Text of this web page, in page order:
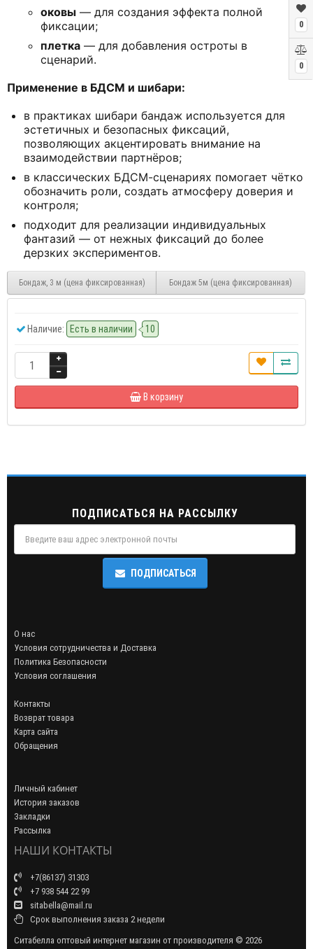
0
0
оковы — для создания эффекта полной
фиксации;
плетка — для добавления остроты в
сценарий.
Применение в БДСМ и шибари:
в практиках шибари бандаж используется для
эстетичных и безопасных фиксаций,
позволяющих акцентировать внимание на
взаимодействии партнёров;
в классических БДСМ-сценариях помогает чётко
обозначить роли, создать атмосферу доверия и
контроля;
подходит для реализации индивидуальных
фантазий — от нежных фиксаций до более
дерзких экспериментов.
Бондаж, 3 м (цена фиксированная) Бондаж 5м (цена фиксированная)
Наличие: Есть в наличии 10
В корзину
ПОДПИСАТЬСЯ НА РАССЫЛКУ
ПОДПИСАТЬСЯ
О нас
Условия сотрудничества и Доставка
Политика Безопасности
Условия соглашения
Контакты
Возврат товара
Карта сайта
Обращения
Личный кабинет
История заказов
Закладки
Рассылка
НАШИ КОНТАКТЫ
+7(86137) 31303
+7 938 544 22 99
sitabella@mail.ru
Срок выполнения заказа 2 недели
Ситабелла оптовый интернет магазин от производителя © 2026